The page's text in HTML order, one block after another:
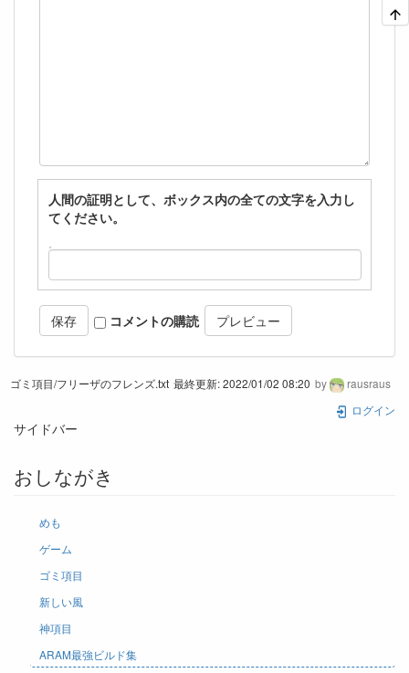
人間の証明として、ボックス内の全ての文字を入力し
てください。
コメントの購読
ゴミ項目/フリーザのフレンズ.txt 最終更新:2022/01/02 08:20 by
rausraus
ログイン
サイドバー
おしながき
めも
ゲーム
ゴミ項目
新しい風
神項目
ARAM最強ビルド集